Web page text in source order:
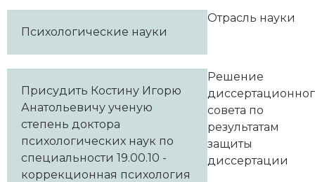
Психологические науки
Отрасль науки
Присудить Костину Игорю
Анатольевичу ученую
степень доктора
психологических наук по
специальности 19.00.10 -
коррекционная психология
Решение
совета по
результатам
защиты
диссертации